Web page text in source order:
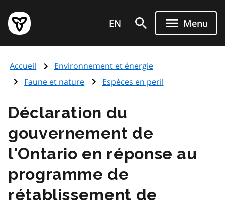
au
contenu
principal
Page
d'accueil
de
l'Ontario
EN Menu
Accueil
Environnement et énergie
Faune et nature
Espèces en peril
Déclaration du
gouvernement de
l'Ontario en réponse au
programme de
rétablissement de